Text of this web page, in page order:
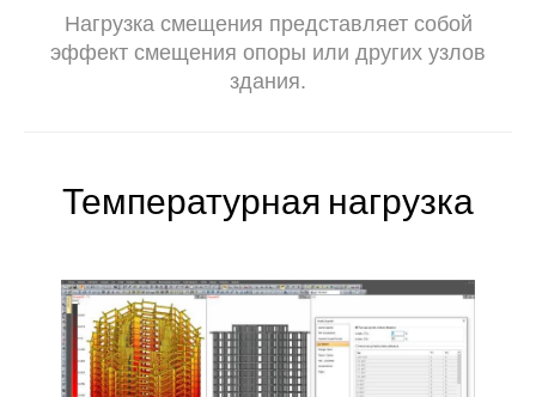
Нагрузка смещения представляет собой
эффект смещения опоры или других узлов
здания.
Температурная нагрузка